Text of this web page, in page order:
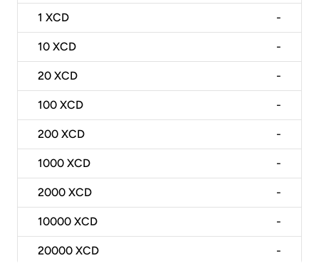
1 XCD -
10 XCD -
20 XCD -
100 XCD -
200 XCD -
1000 XCD -
2000 XCD -
10000 XCD -
20000 XCD -